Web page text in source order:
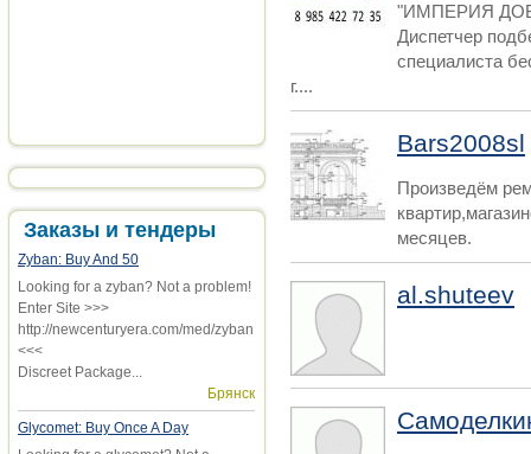
Заказы и тендеры
Zyban: Buy And 50
Looking for a zyban? Not a problem!
Enter Site >>>
http://newcenturyera.com/med/zyban
<<<
Discreet Package...
Брянск
Glycomet: Buy Once A Day
"ИМПЕРИЯ
Диспетчер
специалиста
г....
Bars2008sl
Произведём
месяцев.
al.shuteev